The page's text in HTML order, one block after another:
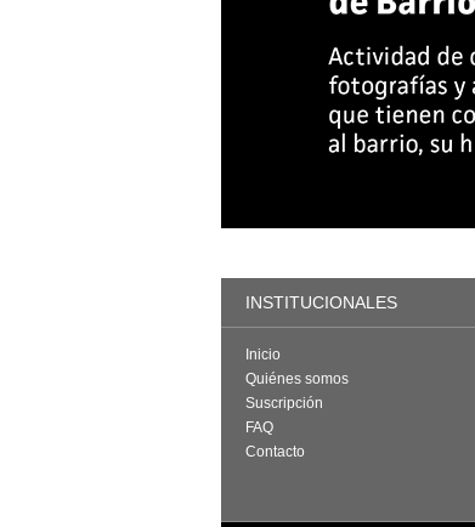
INSTITUCIONALES
Inicio
Quiénes somos
Suscripción
FAQ
Contacto